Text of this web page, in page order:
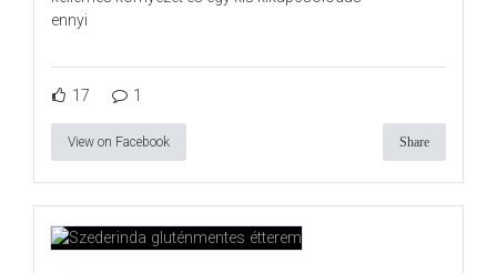
ennyi
17 1
View on Facebook Share